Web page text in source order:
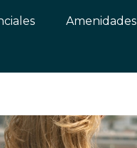
Amenidades